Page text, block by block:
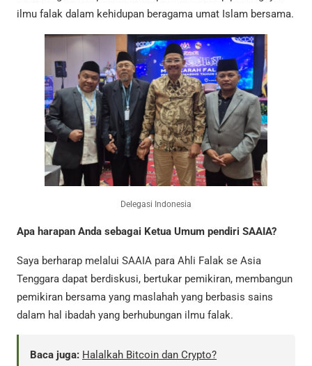
ilmu falak dalam kehidupan beragama umat Islam bersama.
Delegasi Indonesia
Apa harapan Anda sebagai Ketua Umum pendiri SAAIA?
Saya berharap melalui SAAIA para Ahli Falak se Asia
Tenggara dapat berdiskusi, bertukar pemikiran, membangun
pemikiran bersama yang maslahah yang berbasis sains
dalam hal ibadah yang berhubungan ilmu falak.
Baca juga: Halalkah Bitcoin dan Crypto?